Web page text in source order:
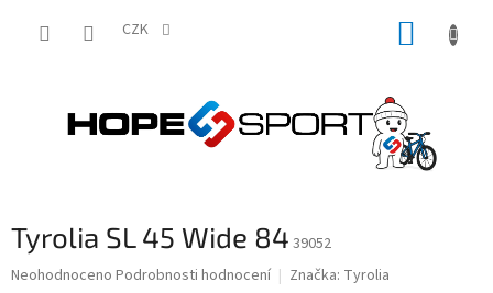
CZK
Tyrolia SL 45 Wide 84 39052
Průměrné
Neohodnoceno Podrobnosti hodnocení Značka: Tyrolia